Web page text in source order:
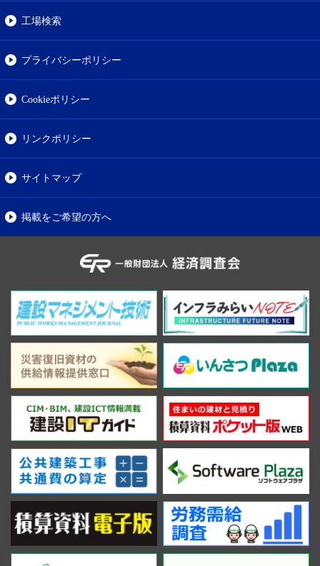
工場検索
プライバシーポリシー
Cookieポリシー
リンクポリシー
サイトマップ
掲載をご希望の方へ